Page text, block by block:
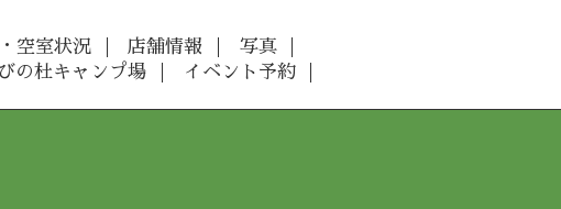
空室状況 店舗情報
写真
の杜キャンプ場
イベント予約